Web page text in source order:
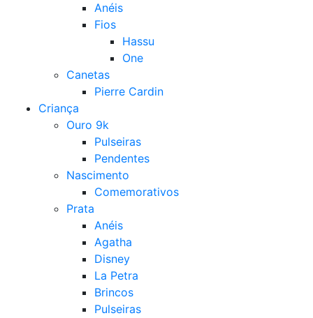
Anéis
Fios
Hassu
One
Canetas
Pierre Cardin
Criança
Ouro 9k
Pulseiras
Pendentes
Nascimento
Comemorativos
Prata
Anéis
Agatha
Disney
La Petra
Brincos
Pulseiras